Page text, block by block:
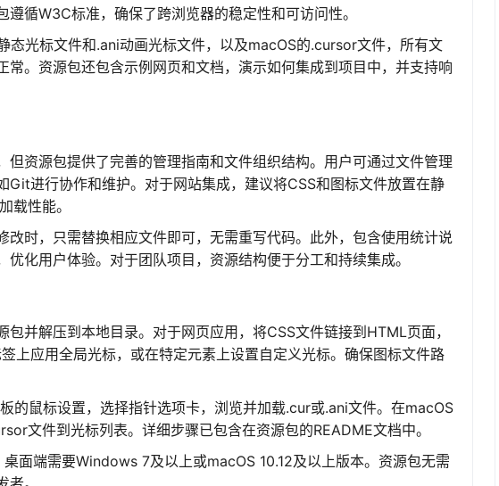
循W3C标准，确保了跨浏览器的稳定性和可访问性。
光标文件和.ani动画光标文件，以及macOS的.cursor文件，所有文
。资源包还包含示例网页和文档，演示如何集成到项目中，并支持响
但资源包提供了完善的管理指南和文件组织结构。用户可通过文件管理
Git进行协作和维护。对于网站集成，建议将CSS和图标文件放置在静
载性能。
改时，只需替换相应文件即可，无需重写代码。此外，包含使用统计说
化用户体验。对于团队项目，资源结构便于分工和持续集成。
并解压到本地目录。对于网页应用，将CSS文件链接到HTML页面，
上应用全局光标，或在特定元素上设置自定义光标。确保图标文件路
的鼠标设置，选择指针选项卡，浏览并加载.cur或.ani文件。在macOS
文件到光标列表。详细步骤已包含在资源包的README文档中。
面端需要Windows 7及以上或macOS 10.12及以上版本。资源包无需